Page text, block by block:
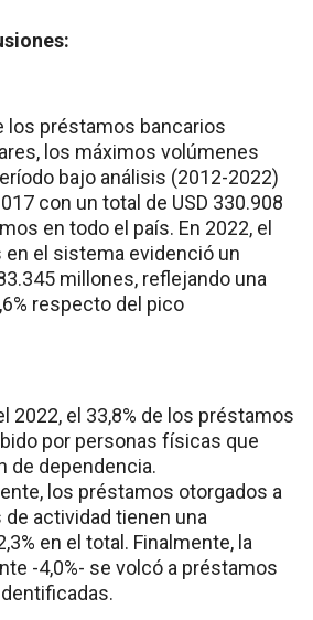
los préstamos bancarios
los máximos volúmenes
bajo análisis (2012-2022)
con un total de USD 330.908
en todo el país. En 2022, el
el sistema evidenció un
millones, reflejando una
respecto del pico
2022, el 33,8% de los préstamos
por personas físicas que
de dependencia.
los préstamos otorgados a
actividad tienen una
en el total. Finalmente, la
-4,0%- se volcó a préstamos